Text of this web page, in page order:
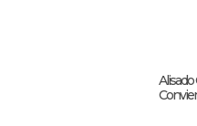
Alisado